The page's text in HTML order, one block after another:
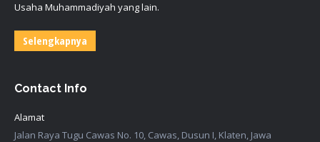
Usaha Muhammadiyah yang lain.
Selengkapnya
Contact Info
Alamat
Jalan Raya Tugu Cawas No. 10, Cawas, Dusun I, Klaten, Jawa